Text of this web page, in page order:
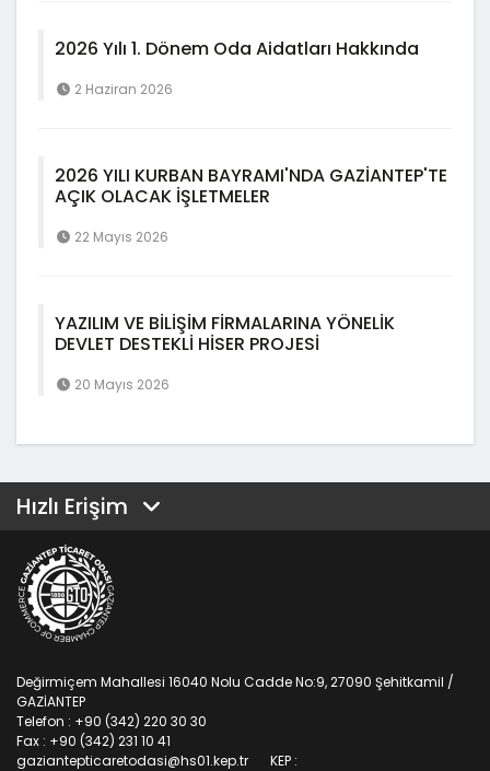
2026 Yılı 1. Dönem Oda Aidatları Hakkında
2 Haziran 2026
2026 YILI KURBAN BAYRAMI'NDA GAZİANTEP'TE
AÇIK OLACAK İŞLETMELER
22 Mayıs 2026
YAZILIM VE BİLİŞİM FİRMALARINA YÖNELİK
DEVLET DESTEKLİ HİSER PROJESİ
20 Mayıs 2026
Hızlı Erişim
Değirmiçem Mahallesi 16040 Nolu Cadde No:9, 27090 Şehitkamil /
GAZİANTEP
Telefon : +90 (342) 220 30 30
Fax : +90 (342) 231 10 41
KEP :
gaziantepticaretodasi@hs01.kep.tr